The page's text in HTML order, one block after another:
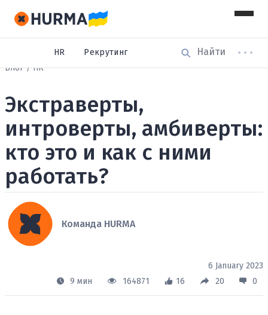
HR
Рекрутинг
Блог
HR
Экстраверты,
интроверты, амбиверты:
кто это и как с ними
работать?
Команда HURMA
6 January 2023
9 мин
164871 16 20 0